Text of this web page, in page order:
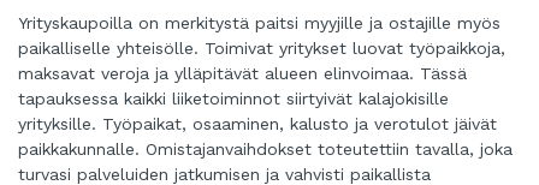
Yrityskaupoilla on merkitystä paitsi myyjille ja ostajille myös
paikalliselle yhteisölle. Toimivat yritykset luovat työpaikkoja,
maksavat veroja ja ylläpitävät alueen elinvoimaa. Tässä
tapauksessa kaikki liiketoiminnot siirtyivät kalajokisille
yrityksille. Työpaikat, osaaminen, kalusto ja verotulot jäivät
paikkakunnalle. Omistajanvaihdokset toteutettiin tavalla, joka
turvasi palveluiden jatkumisen ja vahvisti paikallista